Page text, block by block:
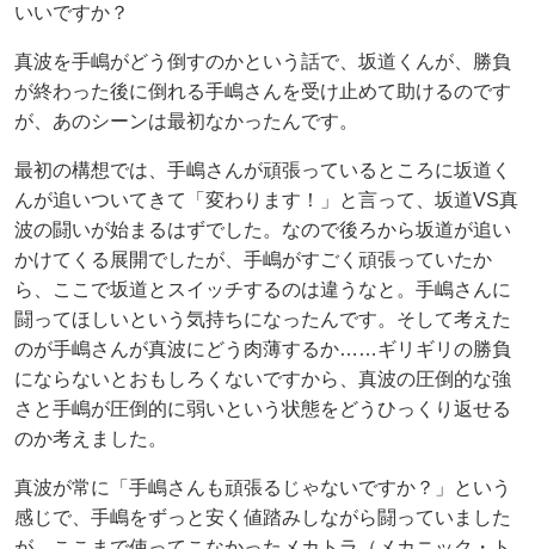
いいですか？
真波を手嶋がどう倒すのかという話で、坂道くんが、勝負
が終わった後に倒れる手嶋さんを受け止めて助けるのです
が、あのシーンは最初なかったんです。
最初の構想では、手嶋さんが頑張っているところに坂道く
んが追いついてきて「変わります！」と言って、坂道VS真
波の闘いが始まるはずでした。なので後ろから坂道が追い
かけてくる展開でしたが、手嶋がすごく頑張っていたか
ら、ここで坂道とスイッチするのは違うなと。手嶋さんに
闘ってほしいという気持ちになったんです。そして考えた
のが手嶋さんが真波にどう肉薄するか……ギリギリの勝負
にならないとおもしろくないですから、真波の圧倒的な強
さと手嶋が圧倒的に弱いという状態をどうひっくり返せる
のか考えました。
真波が常に「手嶋さんも頑張るじゃないですか？」という
感じで、手嶋をずっと安く値踏みしながら闘っていました